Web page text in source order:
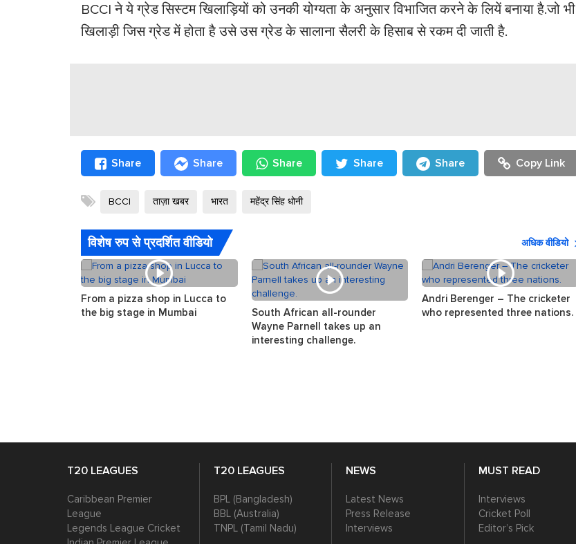
BCCI ने ये ग्रेड सिस्टम खिलाड़ियों को उनकी योग्यता के अनुसार विभाजित करने के लियें बनाया है.जो भी
खिलाड़ी जिस ग्रेड में होता है उसे उस ग्रेड के सालाना सैलरी के हिसाब से रकम दी जाती है.
Share Share Share Share Share Copy Link
BCCI ताज़ा खबर भारत महेंद्र सिंह धोनी
विशेष रुप से प्रदर्शित वीडियो अधिक वीडियो
From a pizza shop in Lucca to
the big stage in Mumbai
South African all-rounder
Wayne Parnell takes up an
interesting challenge.
Andri Berenger – The cricketer
who represented three nations.
T20 LEAGUES
Caribbean Premier
League
Legends League Cricket
T20 LEAGUES
BPL (Bangladesh)
BBL (Australia)
TNPL (Tamil Nadu)
NEWS
Latest News
Press Release
Interviews
MUST READ
Interviews
Cricket Poll
Editor’s Pick